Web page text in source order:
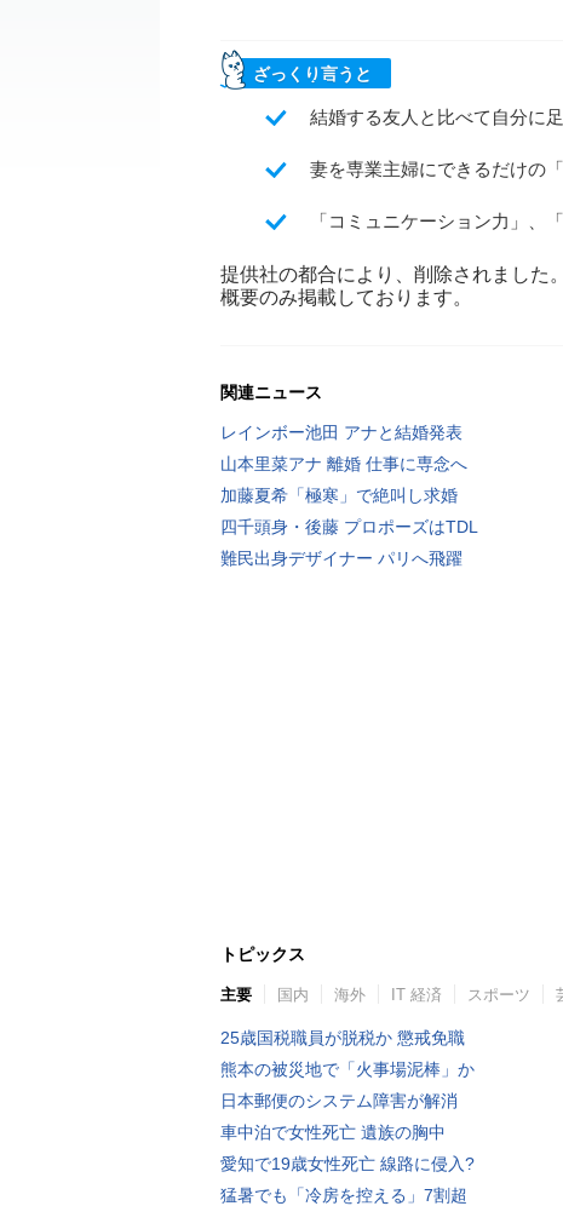
ざっくり言うと
結婚する友人と比べて自分に
妻を専業主婦にできるだけの
「コミュニケーション力」、
提供社の都合により、削除されました。
概要のみ掲載しております。
関連ニュース
レインボー池田 アナと結婚発表
山本里菜アナ 離婚 仕事に専念へ
加藤夏希「極寒」で絶叫し求婚
四千頭身・後藤 プロポーズはTDL
難民出身デザイナー パリへ飛躍
トピックス
主要 国内 海外 IT 経済 スポーツ
25歳国税職員が脱税か 懲戒免職
熊本の被災地で「火事場泥棒」か
日本郵便のシステム障害が解消
車中泊で女性死亡 遺族の胸中
愛知で19歳女性死亡 線路に侵入?
猛暑でも「冷房を控える」7割超